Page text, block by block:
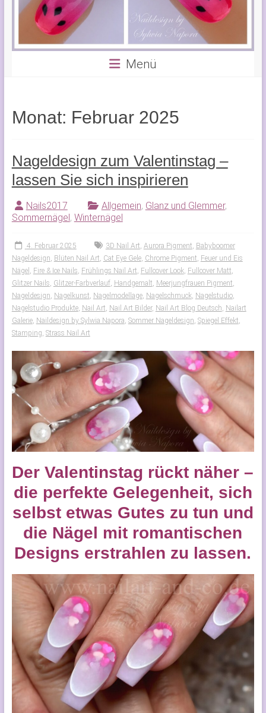
Menü
Monat: Februar 2025
Nageldesign zum Valentinstag –
lassen Sie sich inspirieren
Nails2017 Allgemein, Glanz und Glemmer,
Sommernägel, Winternägel
4. Februar 2025 3D Nail Art, Aurora Pigment, Babyboomer
Nageldesign, Blüten Nail Art, Cat Eye Gele, Chrome Pigment, Feuer und Eis
Nägel , Fire & Ice Nails, Frühlings Nail Art, Fullcover Look, Fullcover Matt,
Glitzer Nails, Glitzer-Farbverlauf, Handgemalt, Meerjungfrauen Pigment,
Nageldesign, Nagelkunst, Nagelmodellage, Nagelschmuck, Nagelstudio,
Nagelstudio Produkte, Nail Art, Nail Art Bilder, Nail Art Blog Deutsch, Nailart
Galerie, Naildesign by Sylwia Napora, Sommer Nageldesign, Spiegel Effekt,
Stamping, Strass Nail Art
Der Valentinstag rückt näher –
die perfekte Gelegenheit, sich
selbst etwas Gutes zu tun und
die Nägel mit romantischen
Designs erstrahlen zu lassen.